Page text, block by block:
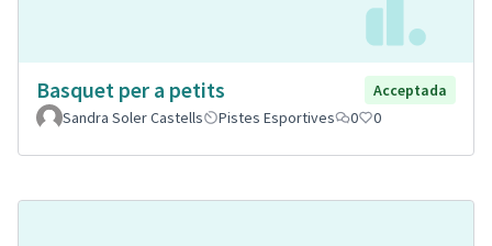
Basquet per a petits
Acceptada
Sandra Soler Castells
Pistes Esportives 0 0